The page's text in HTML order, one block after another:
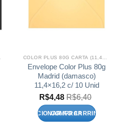
Envelope Color Plus 80g
Madrid (damasco)
11,4×16,2 c/ 10 Unid
R$4,48 R$6,40
ADICIONAR AO CARRINHO